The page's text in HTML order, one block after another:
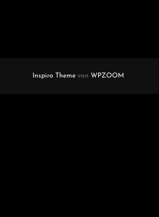
Inspiro Theme von WPZOOM